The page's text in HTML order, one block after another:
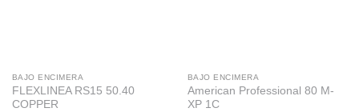
BAJO ENCIMERA
FLEXLINEA RS15 50.40
COPPER
BAJO ENCIMERA
American Professional 80 M-
XP 1C